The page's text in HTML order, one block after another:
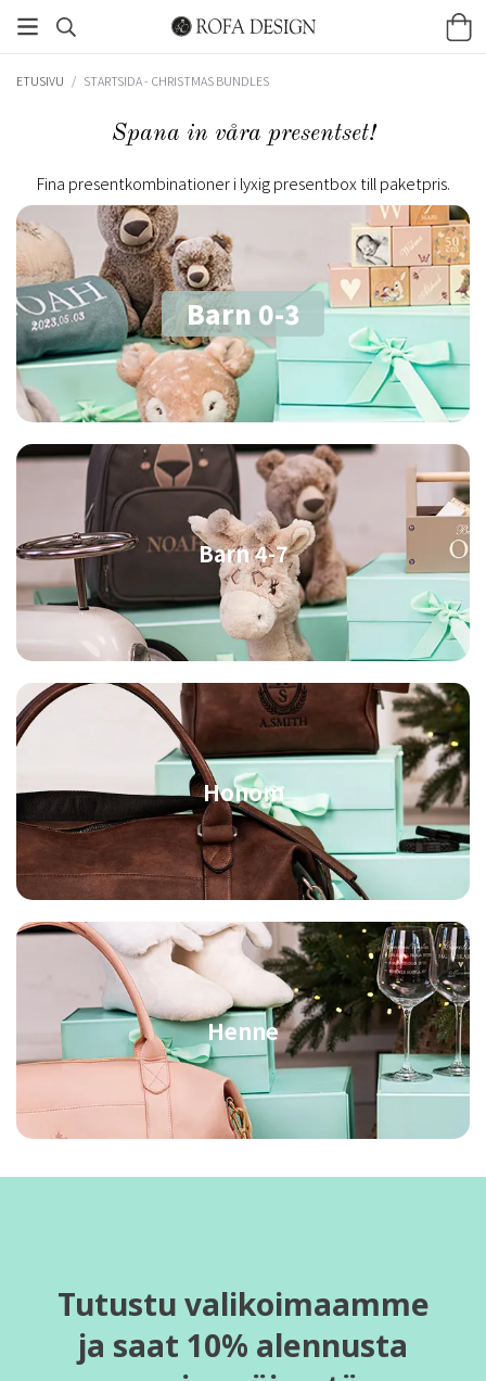
ETUSIVU / STARTSIDA - CHRISTMAS BUNDLES
Spana in våra presentset!
Fina presentkombinationer i lyxig presentbox till paketpris.
Barn 0-3
Barn 4-7
Honom
Henne
Tutustu valikoimaamme
ja saat 10% alennusta